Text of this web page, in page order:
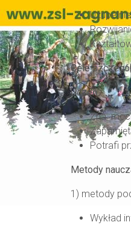
Cele
Uczeń :
Zna
Potrafi
Metody
1) metody
Wykład